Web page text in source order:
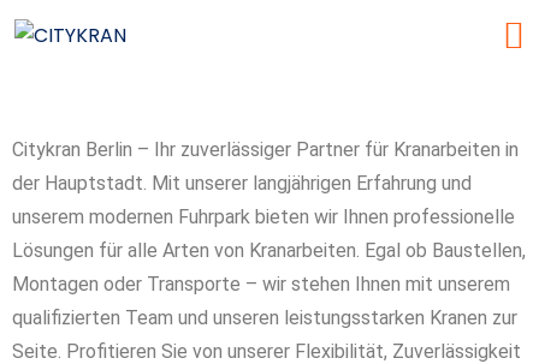
Citykran Berlin – Ihr zuverlässiger Partner für Kranarbeiten in
der Hauptstadt. Mit unserer langjährigen Erfahrung und
unserem modernen Fuhrpark bieten wir Ihnen professionelle
Lösungen für alle Arten von Kranarbeiten. Egal ob Baustellen,
Montagen oder Transporte – wir stehen Ihnen mit unserem
qualifizierten Team und unseren leistungsstarken Kranen zur
Seite. Profitieren Sie von unserer Flexibilität, Zuverlässigkeit